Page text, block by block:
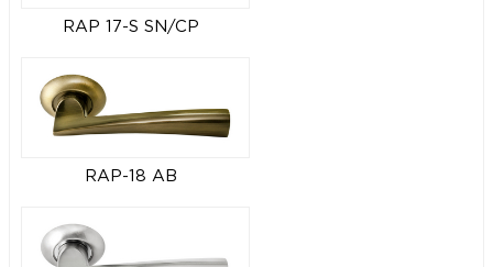
RAP 17-S SN/CP
RAP-18 AB